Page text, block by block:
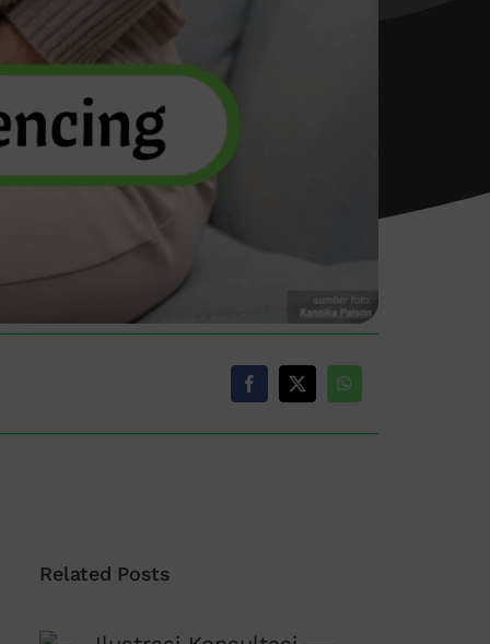
Related Posts